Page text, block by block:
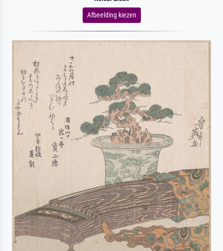
Afbeelding kiezen